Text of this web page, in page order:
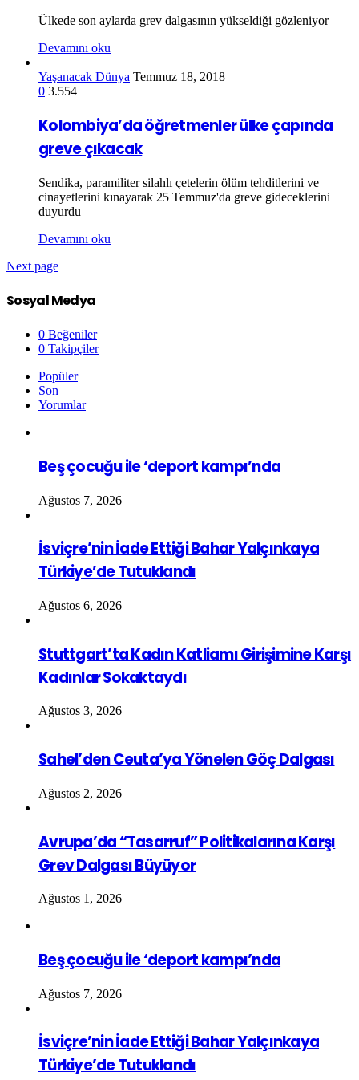
Ülkede son aylarda grev dalgasının yükseldiği gözleniyor
Devamını oku
Yaşanacak Dünya Temmuz 18, 2018
0 3.554
Kolombiya’da öğretmenler ülke çapında
greve çıkacak
Sendika, paramiliter silahlı çetelerin ölüm tehditlerini ve
cinayetlerini kınayarak 25 Temmuz'da greve gideceklerini
duyurdu
Devamını oku
Next page
Sosyal Medya
0 Beğeniler
0 Takipçiler
Popüler
Son
Yorumlar
Beş çocuğu ile ‘deport kampı’nda
Ağustos 7, 2026
İsviçre’nin İade Ettiği Bahar Yalçınkaya
Türkiye’de Tutuklandı
Ağustos 6, 2026
Stuttgart’ta Kadın Katliamı Girişimine Karşı
Kadınlar Sokaktaydı
Ağustos 3, 2026
Sahel’den Ceuta’ya Yönelen Göç Dalgası
Ağustos 2, 2026
Avrupa’da “Tasarruf” Politikalarına Karşı
Grev Dalgası Büyüyor
Ağustos 1, 2026
Beş çocuğu ile ‘deport kampı’nda
Ağustos 7, 2026
İsviçre’nin İade Ettiği Bahar Yalçınkaya
Türkiye’de Tutuklandı